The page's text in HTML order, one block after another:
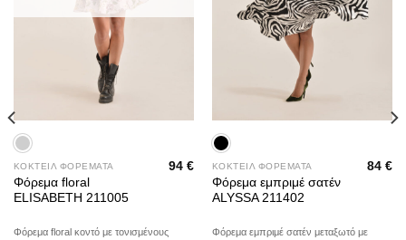
ΚΟΚΤΕΙΛ ΦΟΡΕΜΑΤΑ
Φόρεμα floral
ELISABETH 211005
94€
Φόρεμα floral κοντό με τονισμένους
ΚΟΚΤΕΙΛ ΦΟΡΕΜΑΤΑ
Φόρεμα εμπριμέ σατέν
ALYSSA 211402
84€
Φόρεμα εμπριμέ σατέν μεταξωτό με